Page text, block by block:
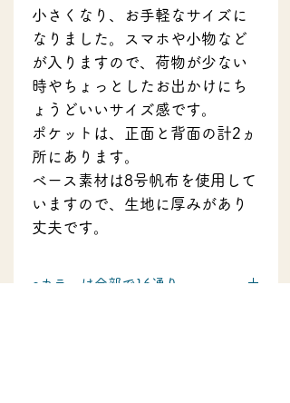
小さくなり、お手軽なサイズに
なりました。スマホや小物など
が入りますので、荷物が少ない
時やちょっとしたお出かけにち
ょうどいいサイズ感です。
ポケットは、正面と背面の計2ヵ
所にあります。
ベース素材は8号帆布を使用して
いますので、生地に厚みがあり
丈夫です。
●カラーは全部で16通り